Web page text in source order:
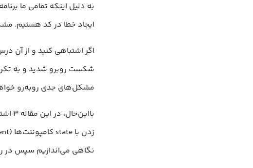
به دلیل اینکه تمامی ما
ایجاد خطا در کد هستیم.
اگر اشتباهی کنید و از آن
شکست روبرو شدید و به
مشکل‌های جدی روبه‌رو
نگاهی می‌اندازیم سپس در